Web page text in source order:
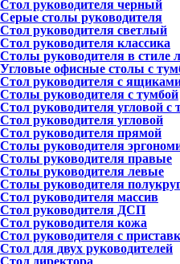
Стол руководителя черный
Серые столы руководителя
Стол руководителя светлый
Стол руководителя классика
Столы руководителя в стиле
Угловые офисные столы с
Стол руководителя с
Столы руководителя с тумбой
Стол руководителя угловой с
Стол руководителя угловой
Стол руководителя прямой
Столы руководителя
Столы руководителя правые
Столы руководителя левые
Столы руководителя
Стол руководителя массив
Стол руководителя ДСП
Стол руководителя кожа
Стол руководителя с
Стол для двух руководителей
Стол директора